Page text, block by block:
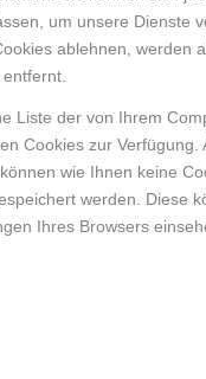
um unsere Dienste
ablehnen, werden
Liste der von Ihrem
Cookies zur Verfügung.
wie Ihnen keine
werden. Diese
Ihres Browsers